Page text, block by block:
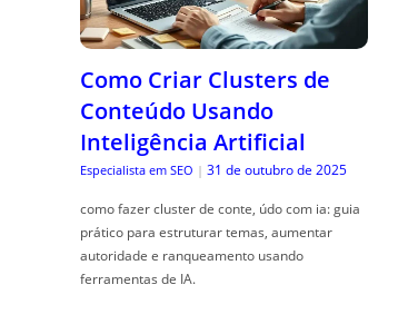
Como Criar Clusters de
Conteúdo Usando
Inteligência Artificial
Especialista em SEO | 31 de outubro de 2025
como fazer cluster de conte, údo com ia: guia
prático para estruturar temas, aumentar
autoridade e ranqueamento usando
ferramentas de IA.